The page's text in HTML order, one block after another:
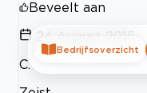
Beveelt aan
24 August 2015
C.
Bedrijfsoverzicht